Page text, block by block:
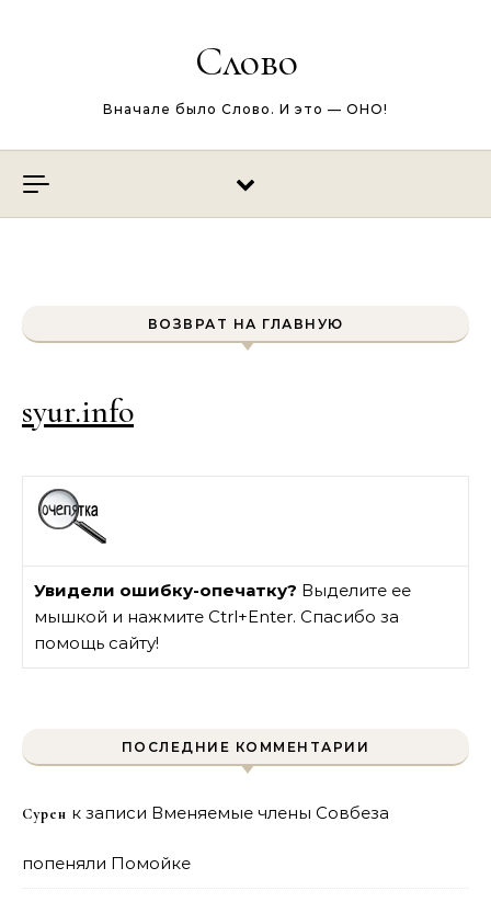
Слово
Вначале было Слово. И это — ОНО!
ВОЗВРАТ НА ГЛАВНУЮ
syur.info
Увидели ошибку-опечатку? Выделите ее
мышкой и нажмите Ctrl+Enter. Спасибо за
помощь сайту!
ПОСЛЕДНИЕ КОММЕНТАРИИ
Сурен к записи Вменяемые члены Совбеза
попеняли Помойке